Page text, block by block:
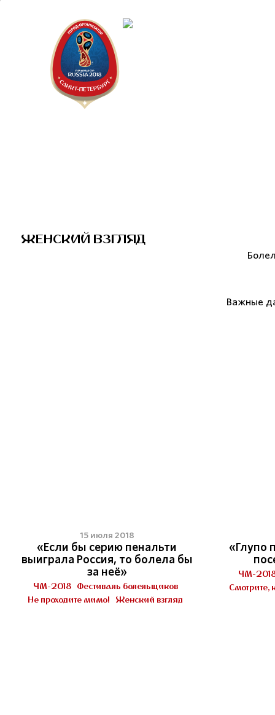
ЖЕНСКИЙ ВЗГЛЯД
Важные
15 июля 2018
«Если бы серию пенальти
выиграла Россия, то болела бы
за неё»
ЧМ-2018 Фестиваль болельщиков
Не проходите мимо!
Женский взгляд
«Глупо
ЧМ-
Смотрите,